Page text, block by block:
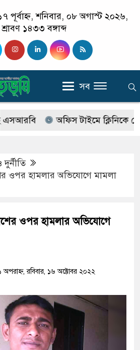
পূর্বাহ্ন, শনিবার, ০৮ অগাস্ট ২০২৬,
১৪৩৩ বঙ্গাব্দ
সব
অফিস টাইমে ক্লিনিকে রোগী
ওপর হামলার অভিযোগে মামলা
ওপর হামলার অভিযোগে
রবিবার, ১৬ অক্টোবর ২০২২